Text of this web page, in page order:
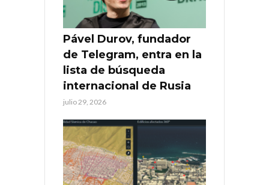
Pável Durov, fundador
de Telegram, entra en la
lista de búsqueda
internacional de Rusia
julio 29, 2026